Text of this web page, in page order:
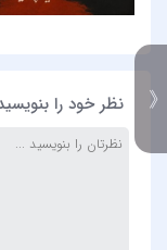
نظر خود را